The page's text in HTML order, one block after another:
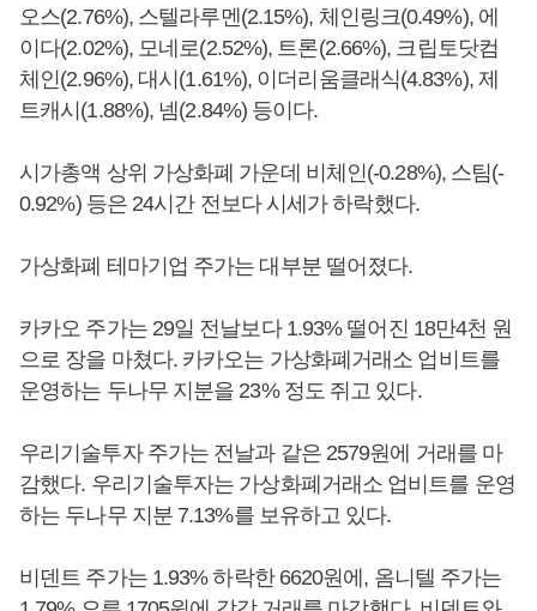
오스(2.76%), 스텔라루멘(2.15%), 체인링크(0.49%), 에
이다(2.02%), 모네로(2.52%), 트론(2.66%), 크립토닷컴
체인(2.96%), 대시(1.61%), 이더리움클래식(4.83%), 제
트캐시(1.88%), 넴(2.84%) 등이다.
시가총액 상위 가상화폐 가운데 비체인(-0.28%), 스팀(-
0.92%) 등은 24시간 전보다 시세가 하락했다.
가상화폐 테마기업 주가는 대부분 떨어졌다.
카카오 주가는 29일 전날보다 1.93% 떨어진 18만4천 원
으로 장을 마쳤다. 카카오는 가상화폐거래소 업비트를
운영하는 두나무 지분을 23% 정도 쥐고 있다.
우리기술투자 주가는 전날과 같은 2579원에 거래를 마
감했다. 우리기술투자는 가상화폐거래소 업비트를 운영
하는 두나무 지분 7.13%를 보유하고 있다.
비덴트 주가는 1.93% 하락한 6620원에, 옴니텔 주가는